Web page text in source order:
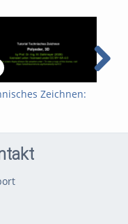
Zeichnen: